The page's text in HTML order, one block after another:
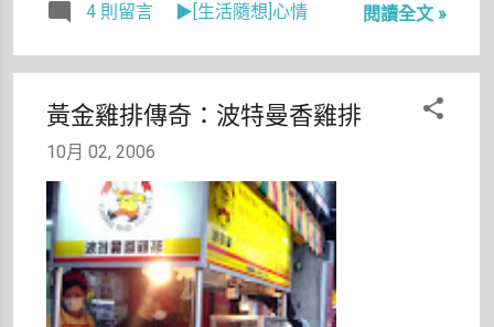
變成永和上
滋味倒也不
知道是喜還
是失落。
4 則留言 ▶[生活隨想]心情 閱讀全文 »
黃金雞排傳奇：波特曼香雞排
10月 02, 2006